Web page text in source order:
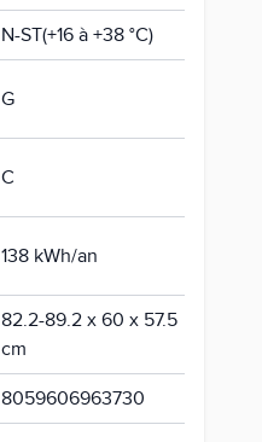
N-ST(+16 à +38 °C)
G
C
138 kWh/an
82.2-89.2 x 60 x 57.5
cm
8059606963730